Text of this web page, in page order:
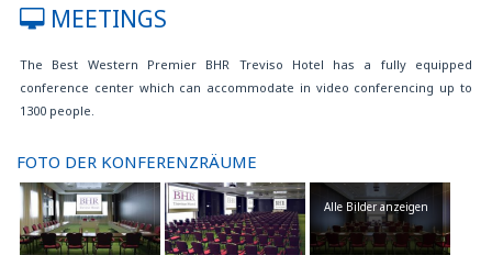
Gebührenpflichtiger Parkplatz
Glutenfreie Produkte aug Nachfrage
Haustiere sind willkommen
Internet TV
Dreibettzimmer oder Vierbettzimmer.
Klimatisiert
Kostenlose Tageszeitung
Kostenloses Internet point
Kostenloses Parken
MEETINGS
The Best Western Premier BHR Treviso Hotel has a fully equipped
conference center which can accommodate in video conferencing up to
1300 people.
FOTO DER KONFERENZRÄUME
Alle Bilder anzeigen